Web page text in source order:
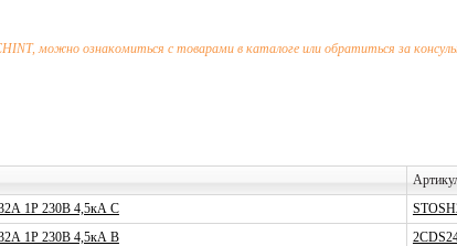
можно ознакомиться с товарами в каталоге или обратиться за
1P 230В 4,5кА C
1P 230В 4,5кА B